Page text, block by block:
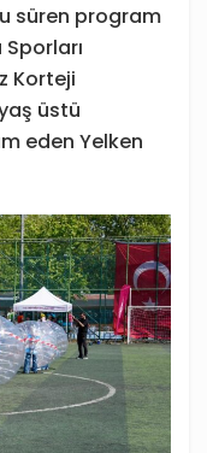
süren program
Korteji
üstü
eden Yelken